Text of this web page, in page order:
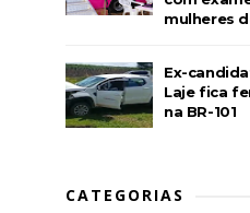
mulheres
Ex-
Laje fica
na BR-101
CATEGORIAS